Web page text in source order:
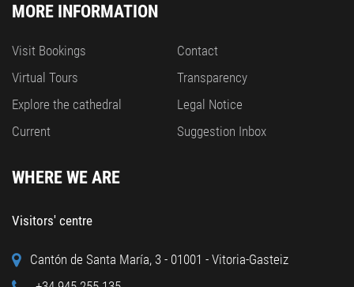
MORE INFORMATION
Visit Bookings
Virtual Tours
Explore the cathedral
Current
Contact
Transparency
Legal Notice
Suggestion Inbox
WHERE WE ARE
Visitors' centre
Cantón de Santa María, 3 - 01001 - Vitoria-Gasteiz